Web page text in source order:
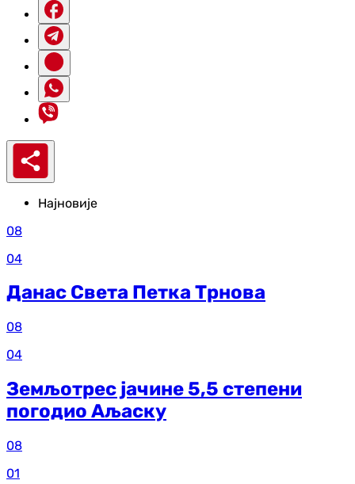
Најновије
08
04
Данас Света Петка Трнова
08
04
Земљотрес јачине 5,5 степени
погодио Аљаску
08
01